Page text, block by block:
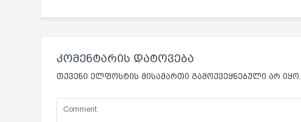
ᲙᲝᲛᲔᲜᲢᲐᲠᲘᲡ ᲓᲐᲢᲝᲕᲔᲑᲐ
თქვენი ელფოსტის მისამართი გამოქვეყნებული არ იყო.